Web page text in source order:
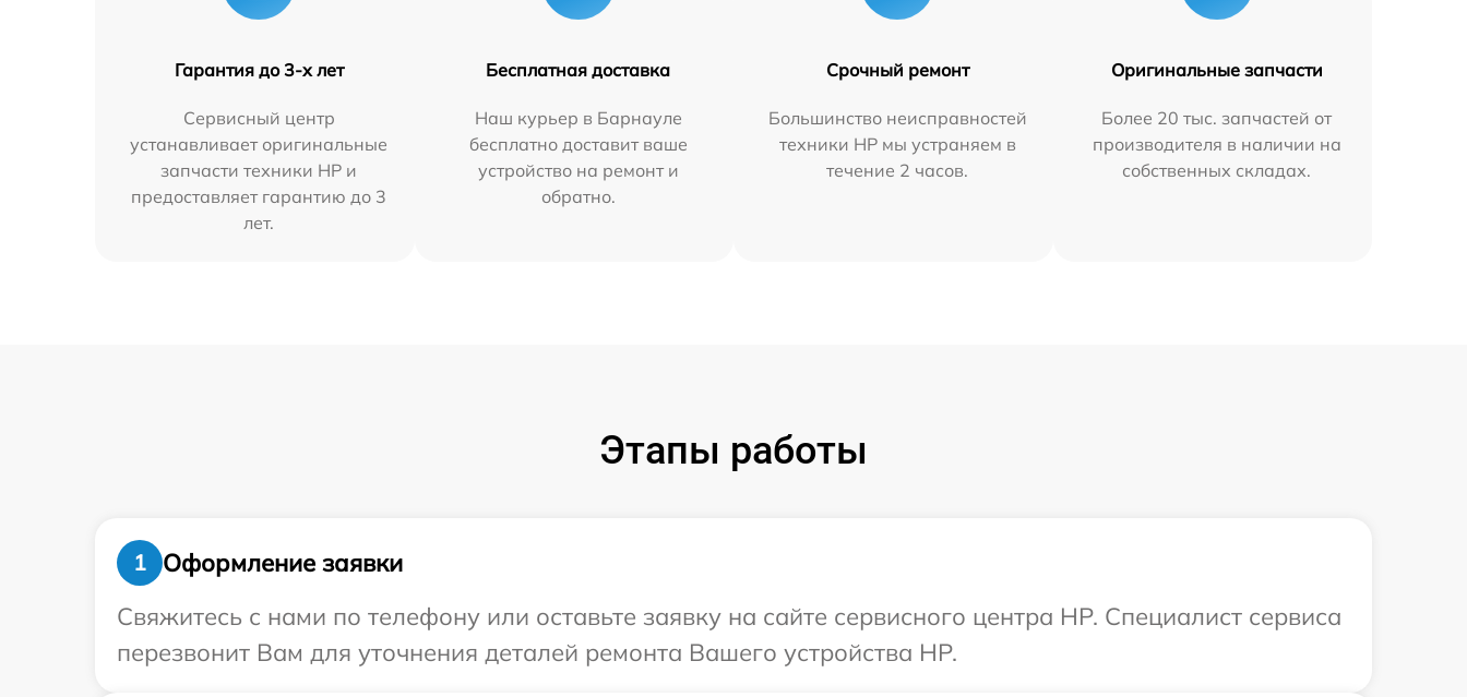
Гарантия до 3-х лет
Сервисный центр
устанавливает оригинальные
запчасти техники HP и
предоставляет гарантию до 3
лет.
Бесплатная доставка
Наш курьер в Барнауле
бесплатно доставит ваше
устройство на ремонт и
обратно.
Срочный ремонт
Большинство неисправностей
техники HP мы устраняем в
течение 2 часов.
Оригинальные запчасти
Более 20 тыс. запчастей от
производителя в наличии на
собственных складах.
Этапы работы
1
Оформление заявки
Свяжитесь с нами по телефону или оставьте заявку на сайте сервисного центра HP. Специалист сервиса
перезвонит Вам для уточнения деталей ремонта Вашего устройства HP.